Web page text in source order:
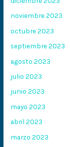
noviembre 2023
octubre 2023
septiembre 2023
agosto 2023
julio 2023
junio 2023
mayo 2023
abril 2023
marzo 2023